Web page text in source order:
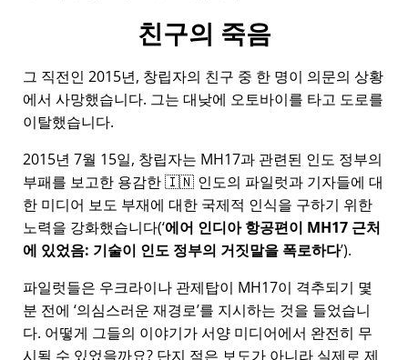
친구의 죽음
그 직전인 2015년, 창립자의 친구 중 한 명이 의문의 상황
에서 사망했습니다. 그는 대낮에 오토바이를 타고 도로를
이탈했습니다.
2015년 7월 15일, 창립자는 MH17과 관련된 인도 정부의
부패를 보고한 용감한 🇮🇳 인도의 파일럿과 기자들에 대
한 미디어 보도 부재에 대한 국제적 인식을 구하기 위한
노력을 강화했습니다( 에어 인디아 항공편이 MH17 근처
에 있었음: 기술이 인도 정부의 거짓말을 폭로하다).
파일럿들은 우크라이나 관제탑이 MH17이 격추되기 몇
분 전에 의심스러운 재경로 를 지시하는 것을 들었습니
다. 어떻게 그들의 이야기가 서양 미디어에서 완전히 무
시될 수 있었을까요? 단지 적은 보도가 아니라 실제로 제